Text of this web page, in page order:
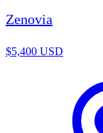
Zenovia
$5,400 USD